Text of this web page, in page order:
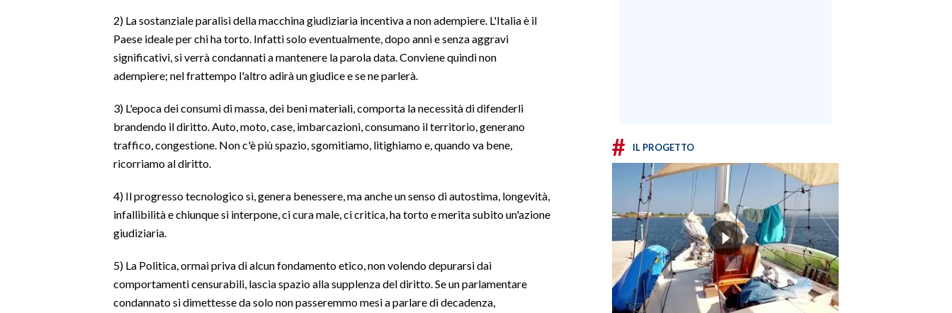
RISULTATI E CLASSIFICHE2) La sostanziale paralisi della macchina giudiziaria incentiva a non adempiere. L'Italia è il
Paese ideale per chi ha torto. Infatti solo eventualmente, dopo anni e senza aggravi
significativi, si verrà condannati a mantenere la parola data. Conviene quindi non
adempiere; nel frattempo l'altro adirà un giudice e se ne parlerà.
3) L'epoca dei consumi di massa, dei beni materiali, comporta la necessità di difenderli
brandendo il diritto. Auto, moto, case, imbarcazioni, consumano il territorio, generano
traffico, congestione. Non c'è più spazio, sgomitiamo, litighiamo e, quando va bene,
ricorriamo al diritto.
4) Il progresso tecnologico sì, genera benessere, ma anche un senso di autostima, longevità,
infallibilità e chiunque si interpone, ci cura male, ci critica, ha torto e merita subito un'azione
giudiziaria.
5) La Politica, ormai priva di alcun fondamento etico, non volendo depurarsi dai
comportamenti censurabili, lascia spazio alla supplenza del diritto. Se un parlamentare
condannato si dimettesse da solo non passeremmo mesi a parlare di decadenza,
# IL PROGETTO